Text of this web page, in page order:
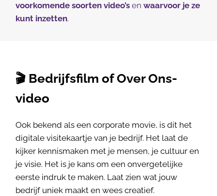
voorkomende soorten video’s en waarvoor je ze
kunt inzetten.
🎬 Bedrijfsfilm of Over Ons-
video
Ook bekend als een corporate movie, is dit het
digitale visitekaartje van je bedrijf. Het laat de
kijker kennismaken met je mensen, je cultuur en
je visie. Het is je kans om een onvergetelijke
eerste indruk te maken. Laat zien wat jouw
bedrijf uniek maakt en wees creatief.